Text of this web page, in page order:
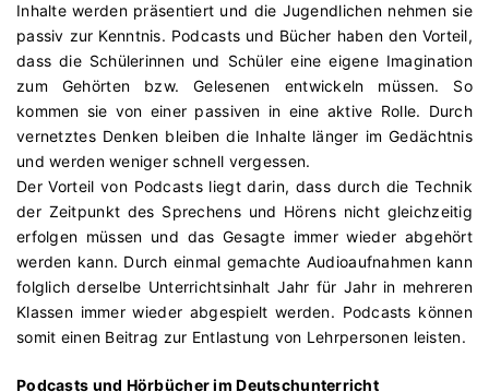
Inhalte werden präsentiert und die Jugendlichen nehmen sie
passiv zur Kenntnis. Podcasts und Bücher haben den Vorteil,
dass die Schülerinnen und Schüler eine eigene Imagination
zum Gehörten bzw. Gelesenen entwickeln müssen. So
kommen sie von einer passiven in eine aktive Rolle. Durch
vernetztes Denken bleiben die Inhalte länger im Gedächtnis
und werden weniger schnell vergessen.
Der Vorteil von Podcasts liegt darin, dass durch die Technik
der Zeitpunkt des Sprechens und Hörens nicht gleichzeitig
erfolgen müssen und das Gesagte immer wieder abgehört
werden kann. Durch einmal gemachte Audioaufnahmen kann
folglich derselbe Unterrichtsinhalt Jahr für Jahr in mehreren
Klassen immer wieder abgespielt werden. Podcasts können
somit einen Beitrag zur Entlastung von Lehrpersonen leisten.
Podcasts und Hörbücher im Deutschunterricht